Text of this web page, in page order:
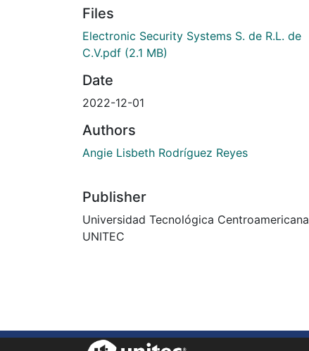
Files
Electronic Security Systems S. de R.L. de
C.V.pdf (2.1 MB)
Date
2022-12-01
Authors
Angie Lisbeth Rodríguez Reyes
Publisher
Universidad Tecnológica Centroamericana
UNITEC